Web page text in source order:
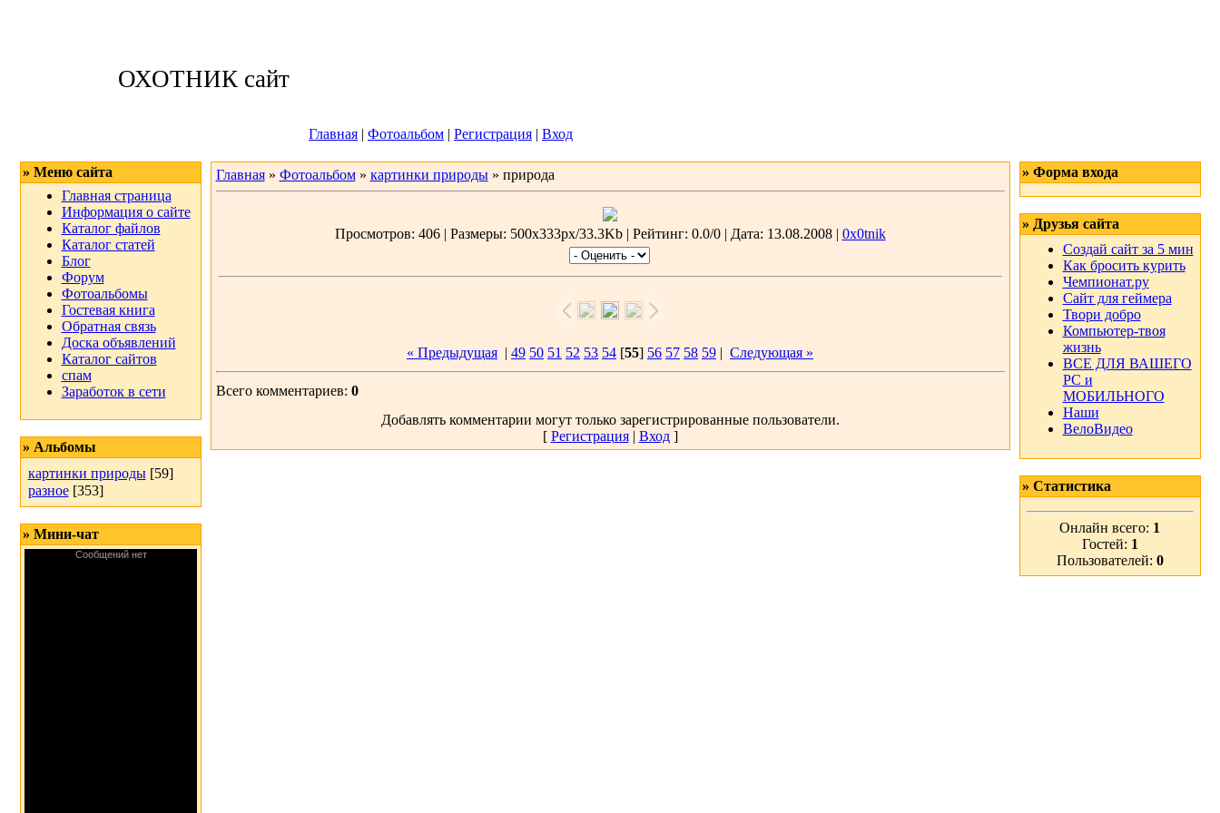
ОХОТНИК сайт
Главная | Фотоальбом | Регистрация | Вход
» Меню сайта
Главная страница
Информация о сайте
Каталог файлов
Каталог статей
Блог
Форум
Фотоальбомы
Гостевая книга
Обратная связь
Доска объявлений
Каталог сайтов
спам
Заработок в сети
» Альбомы
картинки природы [59]
разное [353]
» Мини-чат
Главная» Фотоальбом» картинки природы» природа
Просмотров: 406 | Размеры: 500x333px/33.3Kb | Рейтинг: 0.0/0 | Дата: 13.08.2008 | 0x0tnik
« Предыдущая | 49 50 51 52 53 54 [55] 56 57 58 59 | Следующая »
Всего комментариев: 0
Добавлять комментарии могут только зарегистрированные пользователи.
[ Регистрация| Вход]
» Форма входа
» Друзья сайта
Создай сайт за 5 мин
Как бросить курить
Чемпионат.ру
Сайт для геймера
Твори добро
Компьютер-твоя
жизнь
ВСЕ ДЛЯ ВАШЕГО
РС и
МОБИЛЬНОГО
Наши
ВелоВидео
» Статистика
Онлайн всего: 1
Гостей: 1
Пользователей: 0